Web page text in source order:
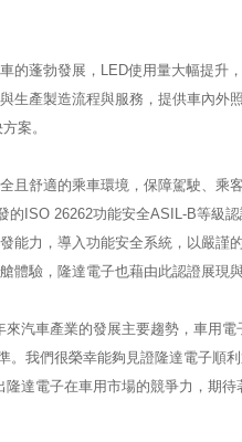
的蓬勃發展，LED使用量大幅提升
生產製造流程與服務，提供車內外
案。
且舒適的乘車環境，保障駕駛、乘
ISO 26262功能安全ASIL-B等級
能力，導入功能安全系統，以嚴謹
體驗，隆達電子也藉由此認證展現
汽車產業的發展主要趨勢，車用
我們很榮幸能夠見證隆達電子順
達電子在車用市場的競爭力，期